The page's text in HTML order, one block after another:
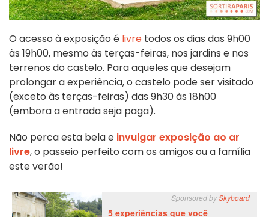
O acesso à exposição é livre todos os dias das 9h00
às 19h00, mesmo às terças-feiras, nos jardins e nos
terrenos do castelo. Para aqueles que desejam
prolongar a experiência, o castelo pode ser visitado
(exceto às terças-feiras) das 9h30 às 18h00
(embora a entrada seja paga).
Não perca esta bela e invulgar exposição ao ar
livre, o passeio perfeito com os amigos ou a família
este verão!